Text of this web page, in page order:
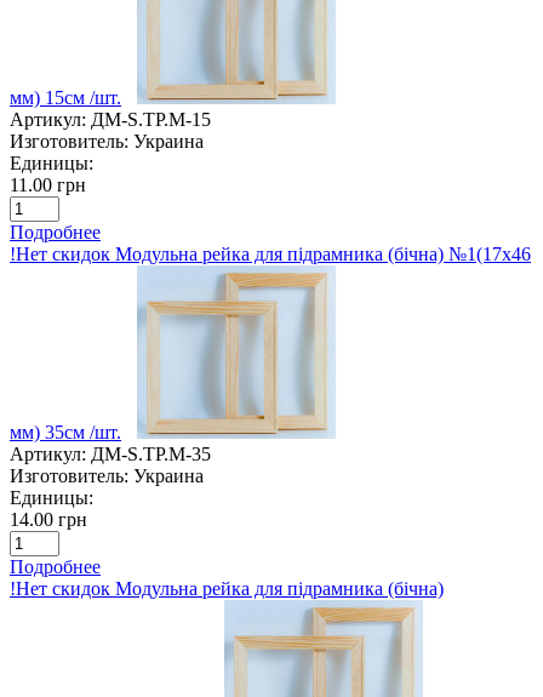
мм) 15см /шт.
Артикул: ДМ-S.TP.M-15
Изготовитель: Украина
Единицы:
11.00 грн
Подробнее
!Нет скидок Модульна рейка для підрамника (бічна) №1(17х46
мм) 35см /шт.
Артикул: ДМ-S.TP.M-35
Изготовитель: Украина
Единицы:
14.00 грн
Подробнее
!Нет скидок Модульна рейка для підрамника (бічна)